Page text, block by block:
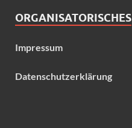
ORGANISATORISCHES
Impressum
Datenschutzerklärung